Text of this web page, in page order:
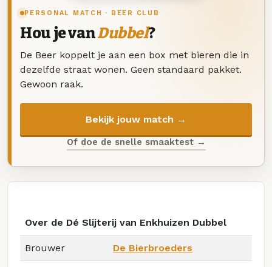
PERSONAL MATCH · BEER CLUB
Hou je vanDubbel?
De Beer koppelt je aan een box met bieren die in
dezelfde straat wonen. Geen standaard pakket.
Gewoon raak.
Bekijk jouw match →
Of doe de snelle smaaktest →
Over de Dé Slijterij van Enkhuizen Dubbel
Brouwer De Bierbroeders